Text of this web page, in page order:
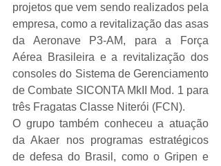
projetos que vem sendo realizados pela
empresa, como a revitalização das asas
da Aeronave P3-AM, para a Força
Aérea Brasileira e a revitalização dos
consoles do Sistema de Gerenciamento
de Combate SICONTA MkII Mod. 1 para
três Fragatas Classe Niterói (FCN).
O grupo também conheceu a atuação
da Akaer nos programas estratégicos
de defesa do Brasil, como o Gripen e